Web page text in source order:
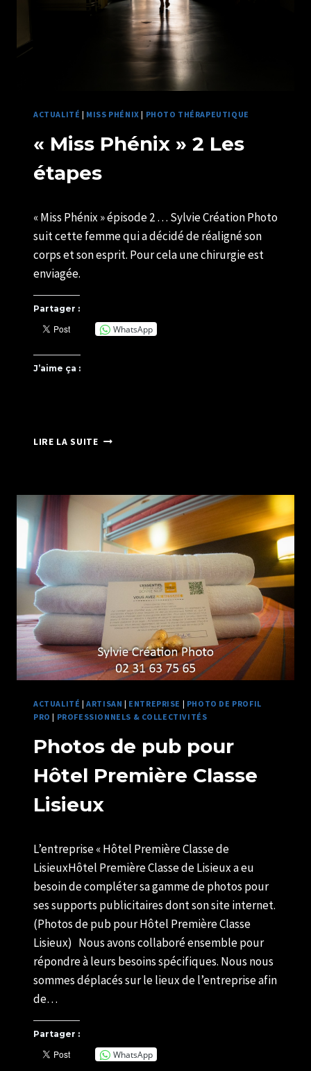
ACTUALITÉ | MISS PHÉNIX | PHOTO THÉRAPEUTIQUE
« Miss Phénix » 2 Les
étapes
SYLVIE
CHATELAIS
« Miss Phénix » épisode 2 … Sylvie Création Photo
suit cette femme qui a décidé de réaligné son
corps et son esprit. Pour cela une chirurgie est
enviagée.
Partager :
WhatsApp
J’aime ça :
LIRE LA SUITE« MISS
ÉTAPES
ACTUALITÉ |ARTISAN | ENTREPRISE | PHOTO DE PROFIL
PRO | PROFESSIONNELS & COLLECTIVITÉS
Photos de pub pour
Hôtel Première Classe
Lisieux
U82599339
L’entreprise « Hôtel Première Classe de
LisieuxHôtel Première Classe de Lisieux a eu
besoin de compléter sa gamme de photos pour
ses supports publicitaires dont son site internet.
(Photos de pub pour Hôtel Première Classe
Lisieux) Nous avons collaboré ensemble pour
répondre à leurs besoins spécifiques. Nous nous
sommes déplacés sur le lieux de l’entreprise afin
de…
Partager :
WhatsApp